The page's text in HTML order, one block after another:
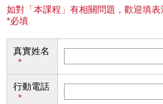
如對「本課程」有相關問題，歡迎填
*必填
真實姓名
*
行動電話
*